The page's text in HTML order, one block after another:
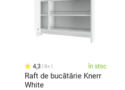
4,3 8x în stoc
Raft de bucătărie Knerr
White